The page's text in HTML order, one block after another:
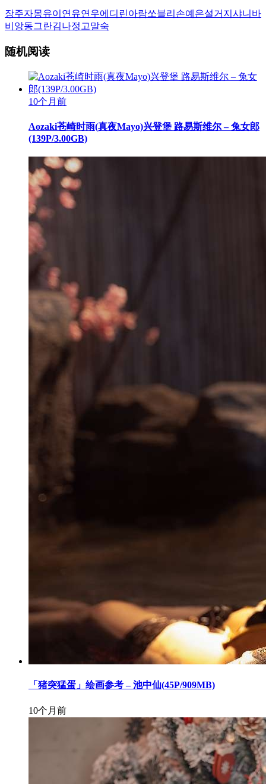
장주자몽유이 연유연우에디린아람쏘블리 손예은설거지 샤니 바
비앙동그란김나정 고말숙
随机阅读
10个月前
Aozaki苍崎时雨(真夜Mayo)兴登堡 路易斯维尔​​​ – 兔女郎
(139P/3.00GB)
「猪突猛蛋」绘画参考 – 池中仙(45P/909MB)
10个月前